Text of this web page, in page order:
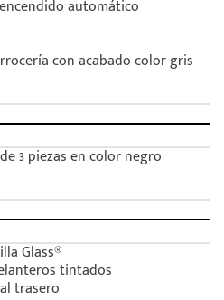
automático
con acabado color gris
3 piezas en color negro
Glass®
tintados
trasero